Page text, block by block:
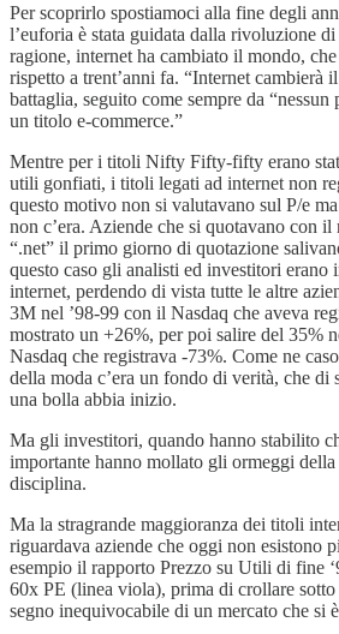
Per scoprirlo spostiamoci alla fine degli
l’euforia è stata guidata dalla rivoluzione
ragione, internet ha cambiato il mondo,
rispetto a trent’anni fa. “Internet cambierà
battaglia, seguito come sempre da
un titolo e-commerce.”
Mentre per i titoli Nifty Fifty-fifty erano
utili gonfiati, i titoli legati ad internet non
questo motivo non si valutavano sul P/e
non c’era. Aziende che si quotavano con il
“.net” il primo giorno di quotazione
questo caso gli analisti ed investitori erano
internet, perdendo di vista tutte le altre
3M nel ’98-99 con il Nasdaq che aveva
mostrato un +26%, per poi salire del 35%
Nasdaq che registrava -73%. Come ne
della moda c’era un fondo di verità, che di
una bolla abbia inizio.
Ma gli investitori, quando hanno stabilito
importante hanno mollato gli ormeggi della
disciplina.
Ma la stragrande maggioranza dei titoli
riguardava aziende che oggi non esistono
esempio il rapporto Prezzo su Utili di fine
60x PE (linea viola), prima di crollare
segno inequivocabile di un mercato che si